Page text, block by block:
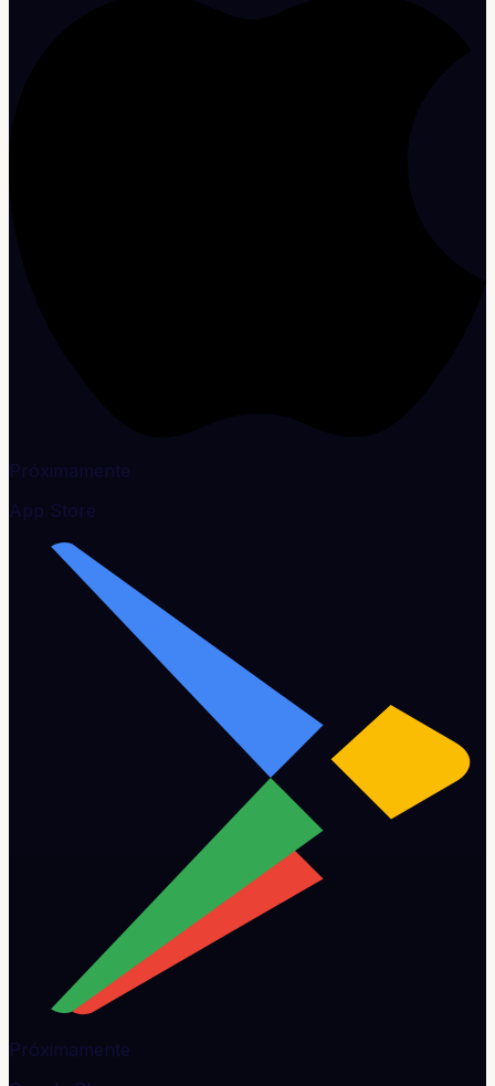
Próximamente
App Store
Próximamente